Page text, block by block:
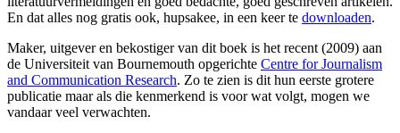
En dat alles nog gratis ook, hupsakee, in een keer te downloaden.
Maker, uitgever en bekostiger van dit boek is het recent (2009) aan
de Universiteit van Bournemouth opgerichte Centre for Journalism
and Communication Research. Zo te zien is dit hun eerste grotere
publicatie maar als die kenmerkend is voor wat volgt, mogen we
vandaar veel verwachten.